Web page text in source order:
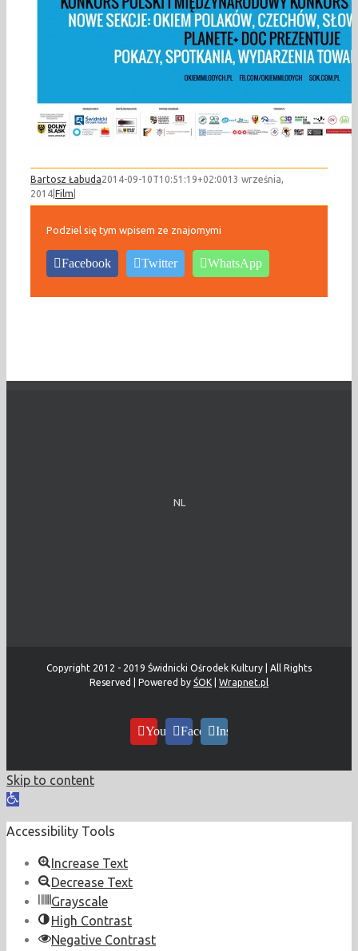
Bartosz Łabuda2014-09-10T10:51:19+02:0013 września,
2014 Film
Podziel się tym wpisem ze znajomymi
Facebook Twitter WhatsApp
NL
Copyright 2012 - 2019 Świdnicki Ośrodek Kultury | All Rights
Reserved | Powered by ŚOK Wrapnet.pl
YouTubeFacebookInstagram
Skip to content
Open
Accessibility Tools
Increase Text
Decrease Text
Grayscale
High Contrast
Negative Contrast